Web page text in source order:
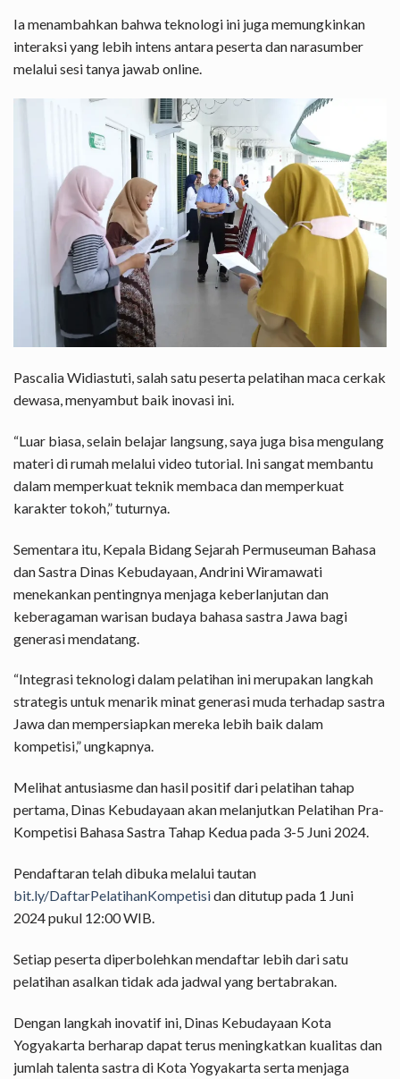
Ia menambahkan bahwa teknologi ini juga memungkinkan
interaksi yang lebih intens antara peserta dan narasumber
melalui sesi tanya jawab online.
Pascalia Widiastuti, salah satu peserta pelatihan maca cerkak
dewasa, menyambut baik inovasi ini.
“Luar biasa, selain belajar langsung, saya juga bisa mengulang
materi di rumah melalui video tutorial. Ini sangat membantu
dalam memperkuat teknik membaca dan memperkuat
karakter tokoh,” tuturnya.
Sementara itu, Kepala Bidang Sejarah Permuseuman Bahasa
dan Sastra Dinas Kebudayaan, Andrini Wiramawati
menekankan pentingnya menjaga keberlanjutan dan
keberagaman warisan budaya bahasa sastra Jawa bagi
generasi mendatang.
“Integrasi teknologi dalam pelatihan ini merupakan langkah
strategis untuk menarik minat generasi muda terhadap sastra
Jawa dan mempersiapkan mereka lebih baik dalam
kompetisi,” ungkapnya.
Melihat antusiasme dan hasil positif dari pelatihan tahap
pertama, Dinas Kebudayaan akan melanjutkan Pelatihan Pra-
Kompetisi Bahasa Sastra Tahap Kedua pada 3-5 Juni 2024.
Pendaftaran telah dibuka melalui tautan
bit.ly/DaftarPelatihanKompetisidan ditutup pada 1 Juni
2024 pukul 12:00 WIB.
Setiap peserta diperbolehkan mendaftar lebih dari satu
pelatihan asalkan tidak ada jadwal yang bertabrakan.
Dengan langkah inovatif ini, Dinas Kebudayaan Kota
Yogyakarta berharap dapat terus meningkatkan kualitas dan
jumlah talenta sastra di Kota Yogyakarta serta menjaga